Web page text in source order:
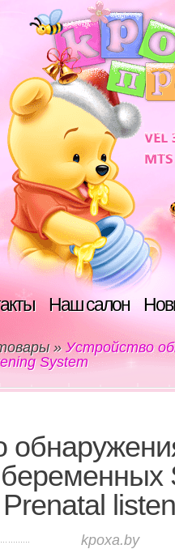
Наш салон
»Устройство
System
kpoxa.by